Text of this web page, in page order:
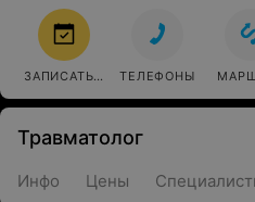
ЗАПИСАТЬСЯ ТЕЛЕФОНЫ
Травматолог
Инфо Цены